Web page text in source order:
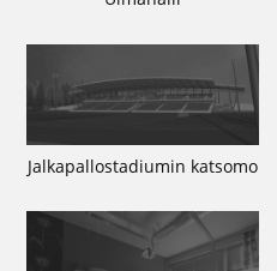
Jalkapallostadiumin katsomo